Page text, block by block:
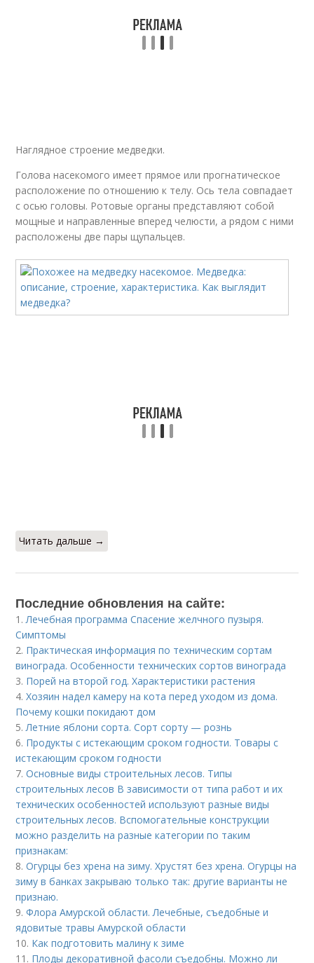
Наглядное строение медведки.
Голова насекомого имеет прямое или прогнатическое
расположение по отношению к телу. Ось тела совпадает
с осью головы. Ротовые органы представляют собой
мощные и направленные вперед челюсти, а рядом с ними
расположены две пары щупальцев.
Читать дальше →
Последние обновления на сайте:
1.Лечебная программа Спасение желчного пузыря.
Симптомы
2. Практическая информация по техническим сортам
винограда. Особенности технических сортов винограда
3. Порей на второй год. Характеристики растения
4.Хозяин надел камеру на кота перед уходом из дома.
Почему кошки покидают дом
5.Летние яблони сорта. Сорт сорту — рознь
6. Продукты с истекающим сроком годности. Товары с
истекающим сроком годности
7.Основные виды строительных лесов. Типы
строительных лесов В зависимости от типа работ и их
технических особенностей используют разные виды
строительных лесов. Вспомогательные конструкции
можно разделить на разные категории по таким
признакам:
8.Огурцы без хрена на зиму. Хрустят без хрена. Огурцы на
зиму в банках закрываю только так: другие варианты не
признаю.
9.Флора Амурской области. Лечебные, съедобные и
ядовитые травы Амурской области
10. Как подготовить малину к зиме
11. Плоды декоративной фасоли съедобны. Можно ли